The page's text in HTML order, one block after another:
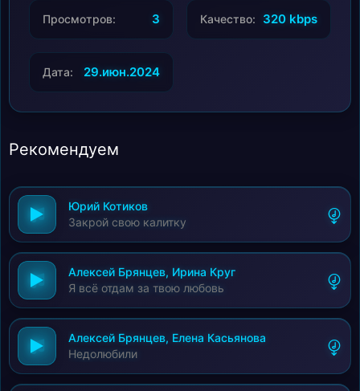
Просмотров: 3 Качество: 320 kbps
Дата: 29.июн.2024
Рекомендуем
Юрий Котиков
Закрой свою калитку
Алексей Брянцев, Ирина Круг
Я всё отдам за твою любовь
Алексей Брянцев, Елена Касьянова
Недолюбили